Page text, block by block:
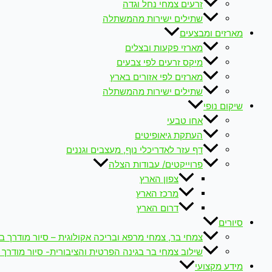
זרעים צמחי נחל וגדה
שתילים ישירות מהמשתלה
מארזים ומבצעים
מארזי פקעות ובצלים
מיקס זרעים לפי צבעים
מארזים לפי אזורים בארץ
שתילים ישירות מהמשתלה
שיקום נופי
אחו טבעי
העתקת גיאופיטים
דף עזר לאדריכלי נוף, מעצבים וגננים
פרוייקטים/ עבודות הצלה
צפון הארץ
מרכז הארץ
דרום הארץ
סיורים
צמחי בר, צמחי מרפא ובריכה אקולוגית – סיור מודרך
שילוב צמחי בר בגינה הפרטית והציבורית- סיור מודרך
מידע מקצועי